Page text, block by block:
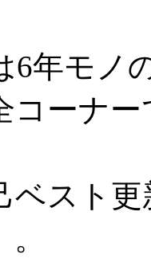
6年モノ
ーナー
ベスト